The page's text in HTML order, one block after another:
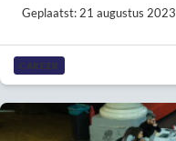
Geplaatst: 21 augustus 2023
CAREER